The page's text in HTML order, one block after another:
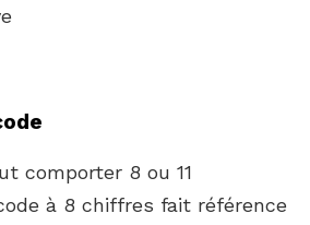
comporter 8 ou 11
à 8 chiffres fait référence